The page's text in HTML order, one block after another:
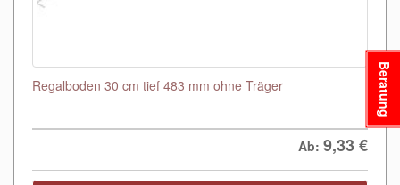
Regalboden 30 cm tief 483 mm ohne Träger
Ab: 9,33€
Beratung